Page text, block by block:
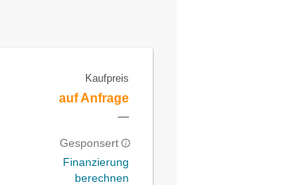
Kaufpreis
auf Anfrage
—
Gesponsert
Finanzierung
berechnen